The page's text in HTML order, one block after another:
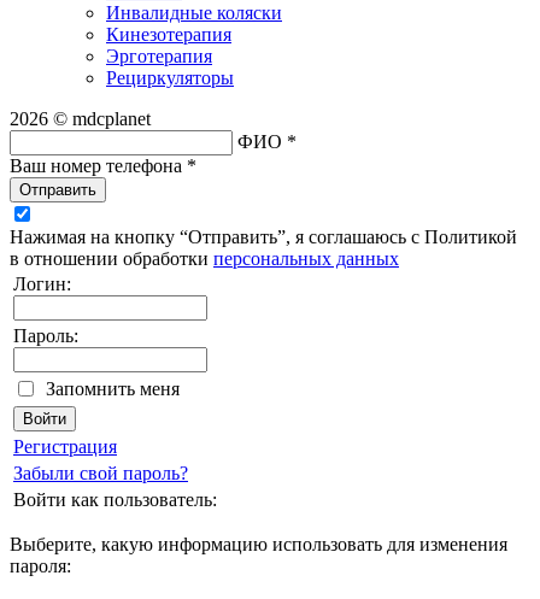
Инвалидные коляски
Кинезотерапия
Эрготерапия
Рециркуляторы
2026 © mdcplanet
ФИО *
Ваш номер телефона *
Отправить
Нажимая на кнопку “Отправить”, я соглашаюсь с Политикой
в отношении обработки персональных данных
Логин:
Пароль:
Запомнить меня
Регистрация
Забыли свой пароль?
Войти как пользователь:
Выберите, какую информацию использовать для изменения
пароля: